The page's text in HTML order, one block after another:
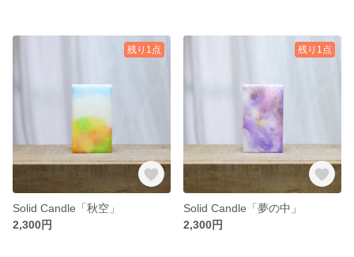
残り1点
Solid Candle「秋空」
2,300円
残り1点
Solid Candle「夢の中」
2,300円